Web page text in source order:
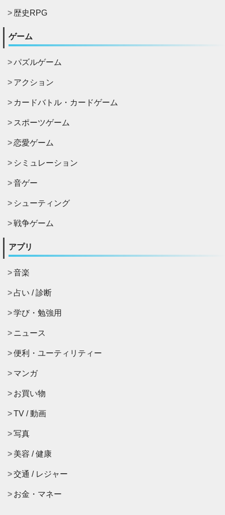
歴史RPG
ゲーム
パズルゲーム
アクション
カードバトル・カードゲーム
スポーツゲーム
恋愛ゲーム
シミュレーション
音ゲー
シューティング
戦争ゲーム
アプリ
音楽
占い / 診断
学び・勉強用
ニュース
便利・ユーティリティー
マンガ
お買い物
TV / 動画
写真
美容 / 健康
交通 / レジャー
お金・マネー